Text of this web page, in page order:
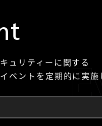
ュリティーに関する
ベントを定期的に実施